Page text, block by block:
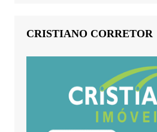
CRISTIANO CORRETOR